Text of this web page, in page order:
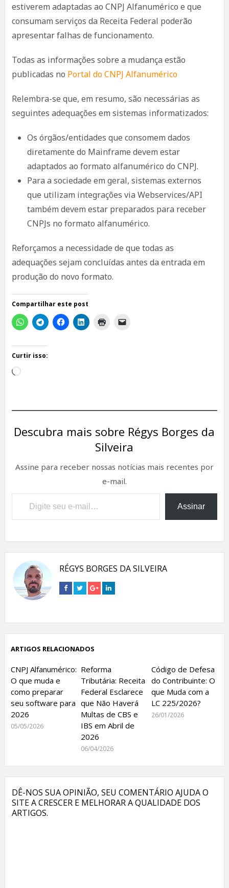
estiverem adaptadas ao CNPJ Alfanumérico e que
consumam serviços da Receita Federal poderão
apresentar falhas de funcionamento.
Todas as informações sobre a mudança estão
publicadas no Portal do CNPJ Alfanumérico
Relembra-se que, em resumo, são necessárias as
seguintes adequações em sistemas informatizados:
Os órgãos/entidades que consomem dados
diretamente do Mainframe devem estar
adaptados ao formato alfanumérico do CNPJ.
Para a sociedade em geral, sistemas externos
que utilizam integrações via Webservices/API
também devem estar preparados para receber
CNPJs no formato alfanumérico.
Reforçamos a necessidade de que todas as
adequações sejam concluídas antes da entrada em
produção do novo formato.
Compartilhar este post
Curtir isso:
Carregando...
Descubra mais sobre Régys Borges da
Silveira
Assine para receber nossas notícias mais recentes por
e-mail.
Digite seu e-mail…
Assinar
RÉGYS BORGES DA SILVEIRA
Connect
on
Connect
on
Connect
on
Connect
on
ARTIGOS RELACIONADOS
CNPJ Alfanumérico:
O que muda e
como preparar
seu software para
2026
05/05/2026
Reforma
Tributária: Receita
Federal Esclarece
que Não Haverá
Multas de CBS e
IBS em Abril de
2026
06/04/2026
Código de Defesa
do Contribuinte: O
que Muda com a
LC 225/2026?
26/01/2026
DÊ-NOS SUA OPINIÃO, SEU COMENTÁRIO AJUDA O
SITE A CRESCER E MELHORAR A QUALIDADE DOS
ARTIGOS.